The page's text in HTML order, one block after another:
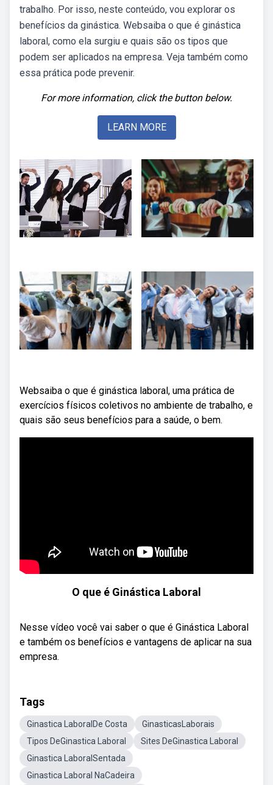
trabalho. Por isso, neste conteúdo, vou explorar os
benefícios da ginástica. Websaiba o que é ginástica
laboral, como ela surgiu e quais são os tipos que
podem ser aplicados na empresa. Veja também como
essa prática pode prevenir.
For more information, click the button below.
LEARN MORE
Websaiba o que é ginástica laboral, uma prática de
exercícios físicos coletivos no ambiente de trabalho, e
quais são seus benefícios para a saúde, o bem.
O que é Ginástica Laboral
Nesse vídeo você vai saber o que é Ginástica Laboral
e também os benefícios e vantagens de aplicar na sua
empresa.
Tags
Ginastica LaboralDe Costa
GinasticasLaborais
Tipos DeGinastica Laboral
Sites DeGinastica Laboral
Ginastica LaboralSentada
Ginastica Laboral NaCadeira